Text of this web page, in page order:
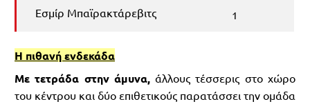
Εσμίρ Μπαϊρακτάρεβιτς 1
Η πιθανή ενδεκάδα
Με τετράδα στην άμυνα,άλλους τέσσερις στο χώρο
του κέντρου και δύο επιθετικούς παρατάσσει την ομάδα